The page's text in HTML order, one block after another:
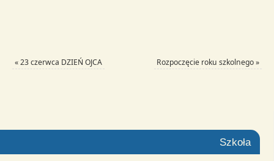
«23 czerwca DZIEŃ OJCA Rozpoczęcie roku szkolnego»
Szkoła